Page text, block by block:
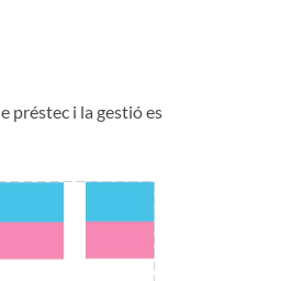
préstec i la gestió es